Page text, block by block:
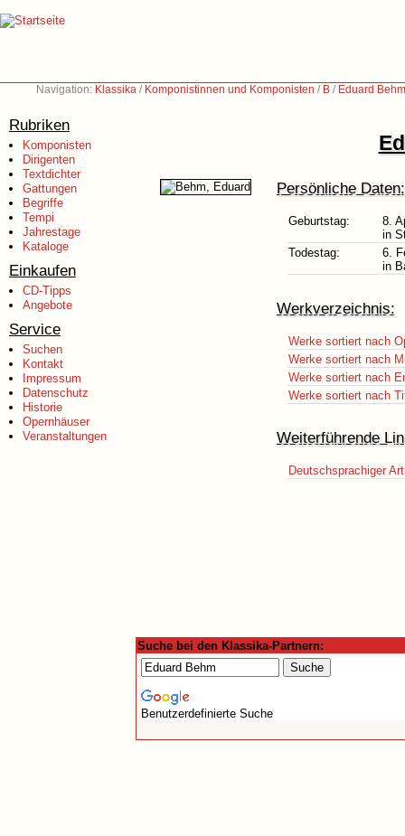
Navigation: Klassika / Komponistinnen und Komponisten / B / Eduard
Rubriken
Komponisten
Dirigenten
Textdichter
Gattungen
Begriffe
Tempi
Jahrestage
Kataloge
Einkaufen
CD-Tipps
Angebote
Service
Suchen
Kontakt
Impressum
Datenschutz
Historie
Opernhäuser
Veranstaltungen
Persönliche Daten:
Geburtstag:
8.
in
Todestag:
6.
in
Werkverzeichnis:
Werke sortiert nach
Werke sortiert nach
Werke sortiert nach
Werke sortiert nach
Weiterführende
Deutschsprachiger
Suche bei den Klassika-Partnern:
Benutzerdefinierte Suche